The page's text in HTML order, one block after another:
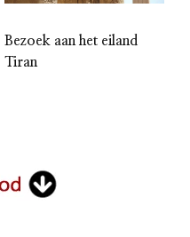
Bezoek aan het eiland
Tiran